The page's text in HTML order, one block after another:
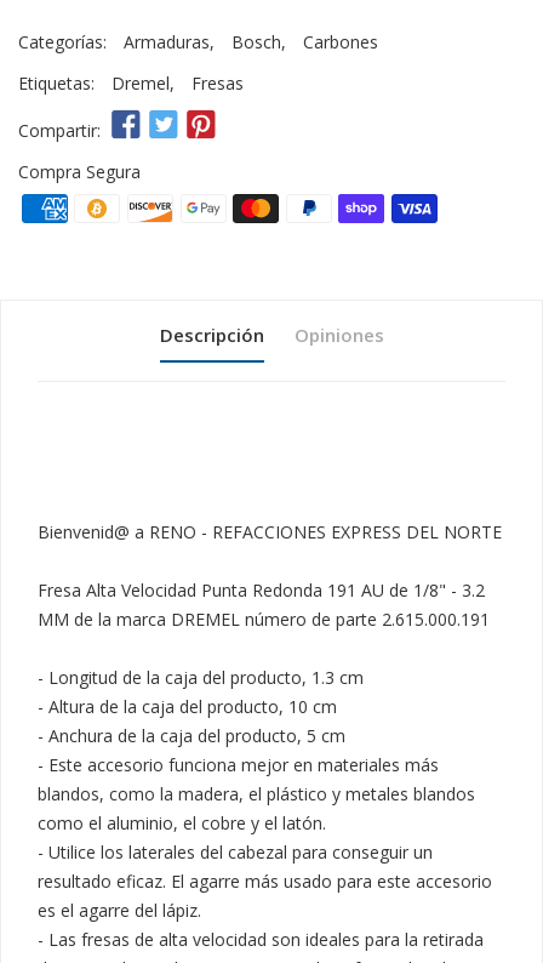
Categorías: Armaduras, Bosch,
Carbones
Etiquetas:
Dremel, Fresas
Compartir:
Compra Segura
Descripción Opiniones
Bienvenid@ a RENO - REFACCIONES EXPRESS DEL NORTE
Fresa Alta Velocidad Punta Redonda 191 AU de 1/8" - 3.2
MM de la marca DREMEL número de parte 2.615.000.191
- Longitud de la caja del producto, 1.3 cm
- Altura de la caja del producto, 10 cm
- Anchura de la caja del producto, 5 cm
- Este accesorio funciona mejor en materiales más
blandos, como la madera, el plástico y metales blandos
como el aluminio, el cobre y el latón.
- Utilice los laterales del cabezal para conseguir un
resultado eficaz. El agarre más usado para este accesorio
es el agarre del lápiz.
- Las fresas de alta velocidad son ideales para la retirada